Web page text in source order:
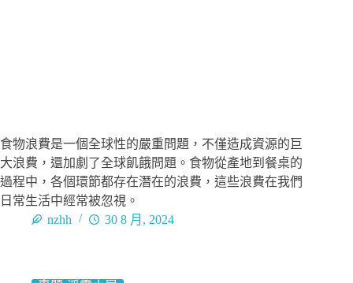
食物浪費是一個全球性的嚴重問題，不僅造成資源的巨
大浪費，還加劇了全球飢餓問題。食物從產地到餐桌的
過程中，各個環節都存在潛在的浪費，這些浪費在我們
日常生活中經常被忽視。
nzhh
30 8 月, 2024